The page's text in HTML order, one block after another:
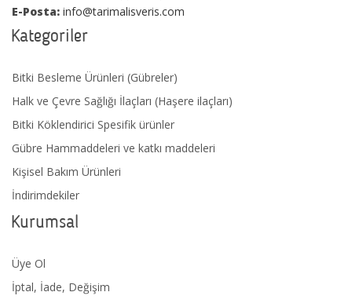
E-Posta: info@tarimalisveris.com
Kategoriler
Bitki Besleme Ürünleri (Gübreler)
Halk ve Çevre Sağlığı İlaçları (Haşere ilaçları)
Bitki Köklendirici Spesifik ürünler
Gübre Hammaddeleri ve katkı maddeleri
Kişisel Bakım Ürünleri
İndirimdekiler
Kurumsal
Üye Ol
İptal, İade, Değişim